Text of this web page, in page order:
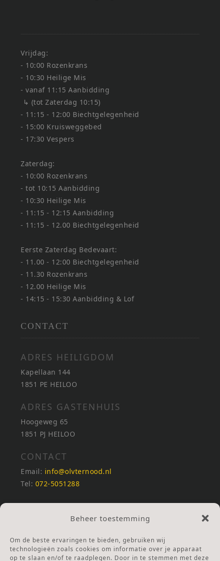
Beheer toestemming
Om de beste ervaringen te bieden, gebruiken wij
technologieën zoals cookies om informatie over je apparaat
op te slaan en/of te raadplegen. Door in te stemmen met deze
Vrijdag:
- 10:00 Rozenkrans
- 10:30 Heilige Mis
- vanaf 11:15 Aanbidding
↳ (tot Zaterdag 10:15)
- 11:15 - 12:00 Biechtgelegenheid
- 15:00 Kruisweggebed
- 17:30 Vespers
Zaterdag:
- 10:00 Rozenkrans
- tot 10:15 Aanbidding
- 10:30 Heilige Mis
- 11:15 - 12:15 Aanbidding
- 11:15 - 12.00 Biechtgelegenheid
Eerste Zaterdag Bedevaart:
- 11.00 - 12:00 Biechtgelegenheid
- 11.30 Rozenkrans
- 12.00 Heilige Mis
- 14:15 - 15:30 Aanbidding & Lof
CONTACT
ADRES HEILIGDOM
Kapellaan 144
1851 PE HEILOO
ADRES GASTENHUIS
Hoogeweg 65
1851 PJ HEILOO
CONTACT
Email: info@olvternood.nl
Tel: 072-5051288
REKENINGNUMMERS
NL25INGB0000672168
Ga naar Doneren